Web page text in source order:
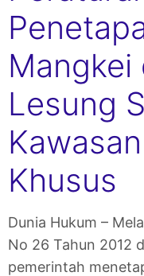
Mangkei
Lesung
Khusus
Dunia Hukum –
No 26 Tahun 2012
pemerintah